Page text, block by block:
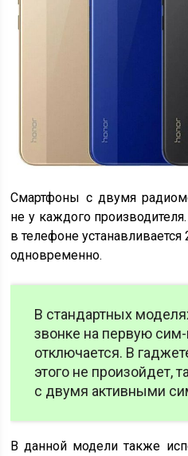
Смартфоны с двумя
не у каждого
в телефоне
одновременно.
В стандартных
звонке на первую сим-
отключается. В
этого не произойдет,
с двумя активными
В данной модели также